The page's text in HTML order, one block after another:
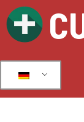
Zum
Inhalt
springen